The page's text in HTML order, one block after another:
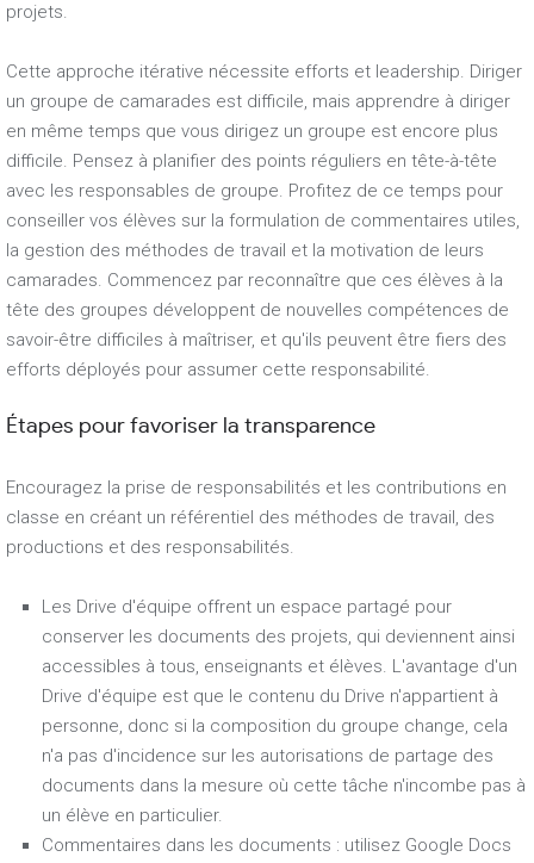
projets.
Cette approche itérative nécessite efforts et leadership. Diriger
un groupe de camarades est difficile, mais apprendre à diriger
en même temps que vous dirigez un groupe est encore plus
difficile. Pensez à planifier des points réguliers en tête-à-tête
avec les responsables de groupe. Profitez de ce temps pour
conseiller vos élèves sur la formulation de commentaires utiles,
la gestion des méthodes de travail et la motivation de leurs
camarades. Commencez par reconnaître que ces élèves à la
tête des groupes développent de nouvelles compétences de
savoir-être difficiles à maîtriser, et qu'ils peuvent être fiers des
efforts déployés pour assumer cette responsabilité.
Étapes pour favoriser la transparence
Encouragez la prise de responsabilités et les contributions en
classe en créant un référentiel des méthodes de travail, des
productions et des responsabilités.
Les Drive d'équipe offrent un espace partagé pour
conserver les documents des projets, qui deviennent ainsi
accessibles à tous, enseignants et élèves. L'avantage d'un
Drive d'équipe est que le contenu du Drive n'appartient à
personne, donc si la composition du groupe change, cela
n'a pas d'incidence sur les autorisations de partage des
documents dans la mesure où cette tâche n'incombe pas à
un élève en particulier.
Commentaires dans les documents : utilisez Google Docs